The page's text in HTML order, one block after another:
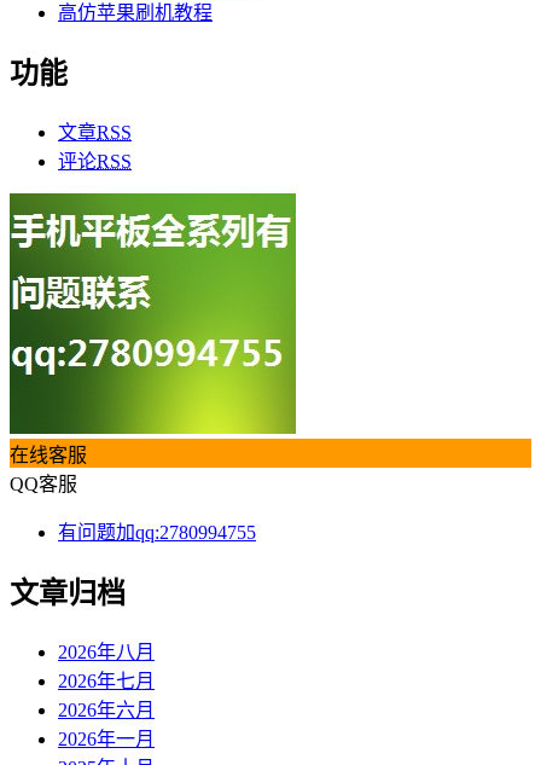
高仿苹果刷机教程
功能
文章RSS
评论RSS
在线客服
QQ客服
有问题加qq:2780994755
文章归档
2026年八月
2026年七月
2026年六月
2026年一月